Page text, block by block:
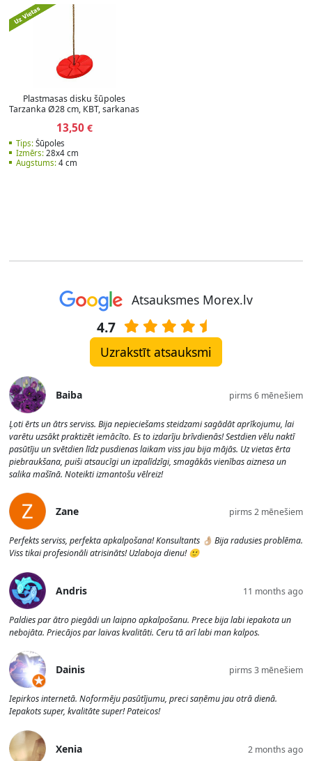
Plastmasas disku šūpoles
Tarzanka Ø28 cm, КВТ, sarkanas
13,50€
Tips:Šūpoles
Izmērs:28x4 cm
Augstums:4 cm
Atsauksmes Morex.lv
4.7
Uzrakstīt atsauksmi
Baiba pirms 6 mēnešiem
Ļoti ērts un ātrs serviss. Bija nepieciešams steidzami sagādāt aprīkojumu, lai
varētu uzsākt praktizēt iemācīto. Es to izdarīju brīvdienās! Sestdien vēlu naktī
pasūtīju un svētdien līdz pusdienas laikam viss jau bija mājās. Uz vietas ērta
piebraukšana, puiši atsaucīgi un izpalīdzīgi, smagākās vienības aiznesa un
salika mašīnā. Noteikti izmantošu vēlreiz!
Zane pirms 2 mēnešiem
Perfekts serviss, perfekta apkalpošana! Konsultants 👌🏼 Bija radusies problēma.
Viss tikai profesionāli atrisināts! Uzlaboja dienu! 🙂
Andris 11 months ago
Paldies par ātro piegādi un laipno apkalpošanu. Prece bija labi iepakota un
nebojāta. Priecājos par laivas kvalitāti. Ceru tā arī labi man kalpos.
Dainis pirms 3 mēnešiem
Iepirkos internetā. Noformēju pasūtījumu, preci saņēmu jau otrā dienā.
Iepakots super, kvalitāte super! Pateicos!
Xenia 2 months ago